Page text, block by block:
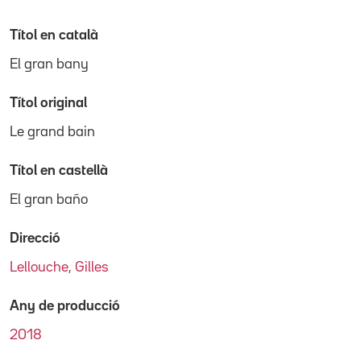
Títol en català
El gran bany
Títol original
Le grand bain
Títol en castellà
El gran baño
Direcció
Lellouche, Gilles
Any de producció
2018